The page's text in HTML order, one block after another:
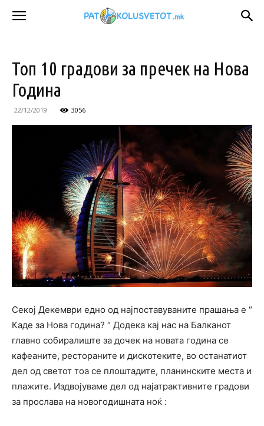
Топ 10 градови за пречек на Нова
Година
22/12/2019 3056
Секој Декември едно од најпоставуваните прашања е “
Каде за Нова година? “ Додека кај нас на Балканот
главно собиралиште за дочек на новата година се
кафеаните, рестораните и дискотеките, во останатиот
дел од светот тоа се плоштадите, планинските места и
плажите. Издвојуваме дел од најатрактивните градови
за прослава на новогодишната ноќ :